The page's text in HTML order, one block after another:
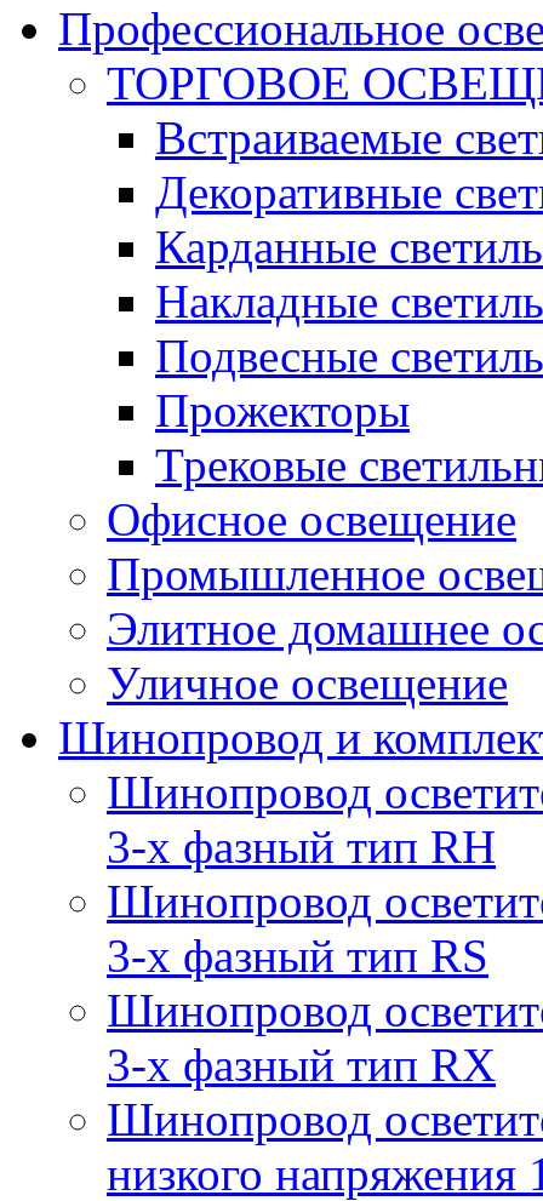
Профессиональное
ТОРГОВОЕ
Встраиваемые
Декоративные
Карданные
Накладные
Подвесные
Прожекторы
Трековые
Офисное освещение
Промышленное
Элитное домашнее
Уличное освещение
Шинопровод и
Шинопровод
3-х фазный тип RH
Шинопровод
3-х фазный тип RS
Шинопровод
3-х фазный тип RX
Шинопровод
низкого напряжения